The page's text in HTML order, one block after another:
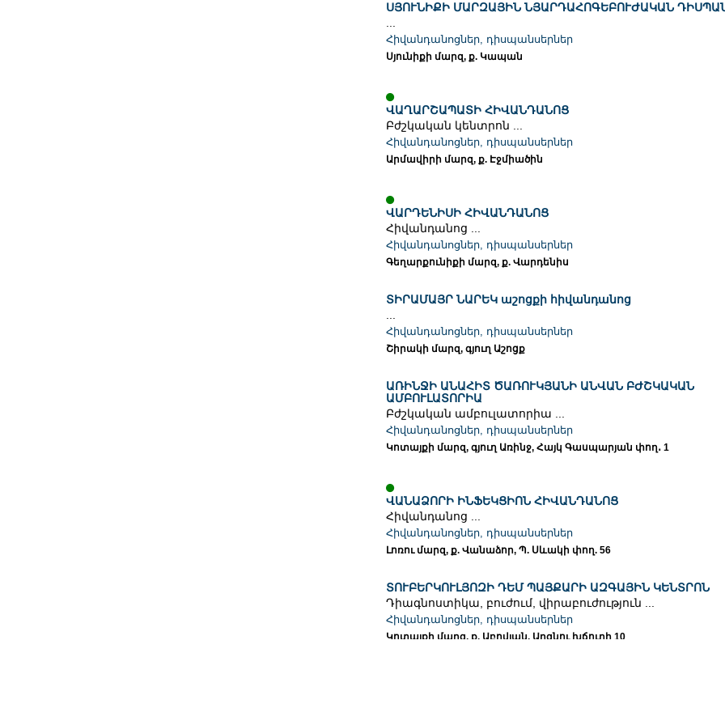
ՍՅՈՒՆԻՔԻ ՄԱՐԶԱՅԻՆ ՆՅԱՐԴԱՀՈԳԵԲՈՒԺԱԿԱՆ
Հիվանդանոցներ, դիսպանսերներ
Սյունիքի մարզ, ք. Կապան
ՎԱՂԱՐՇԱՊԱՏԻ ՀԻՎԱՆԴԱՆՈՑ
Բժշկական կենտրոն ...
Հիվանդանոցներ, դիսպանսերներ
Արմավիրի մարզ, ք. Էջմիածին
ՎԱՐԴԵՆԻՍԻ ՀԻՎԱՆԴԱՆՈՑ
Հիվանդանոց ...
Հիվանդանոցներ, դիսպանսերներ
Գեղարքունիքի մարզ, ք. Վարդենիս
ՏԻՐԱՄԱՅՐ ՆԱՐԵԿ աշոցքի հիվանդանոց
Հիվանդանոցներ, դիսպանսերներ
Շիրակի մարզ, գյուղ Աշոցք
ԱՌԻՆՋԻ ԱՆԱՀԻՏ ԾԱՌՈՒԿՅԱՆԻ ԱՆՎԱՆ ԲԺՇԿԱԿԱՆ
ԱՄԲՈՒԼԱՏՈՐԻԱ
Բժշկական ամբուլատորիա ...
Հիվանդանոցներ, դիսպանսերներ
Կոտայքի մարզ, գյուղ Առինջ, Հայկ Գասպարյան փող․ 1
ՎԱՆԱՁՈՐԻ ԻՆՖԵԿՑԻՈՆ ՀԻՎԱՆԴԱՆՈՑ
Հիվանդանոց ...
Հիվանդանոցներ, դիսպանսերներ
Լոռու մարզ, ք. Վանաձոր, Պ. Սևակի փող. 56
ՏՈՒԲԵՐԿՈՒԼՅՈԶԻ ԴԵՄ ՊԱՅՔԱՐԻ ԱԶԳԱՅԻՆ ԿԵՆՏՐՈՆ
Դիագնոստիկա, բուժում, վիրաբուժություն ...
Հիվանդանոցներ, դիսպանսերներ
Կոտայքի մարզ, ք. Աբովյան, Արզնու խճուղի 10